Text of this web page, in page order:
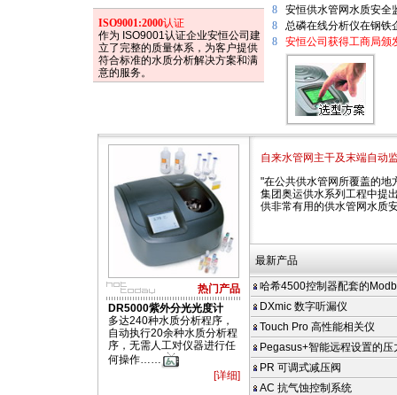
ISO9001:2000认证
作为 ISO9001认证企业安恒公司建
立了完整的质量体系，为客户提供
符合标准的水质分析解决方案和满
意的服务。
8
安恒供水管网水质安全
8
总磷在线分析仪在钢铁
8
安恒公司获得工商局颁
热门产品
DR5000紫外分光光度计
多达240种水质分析程序，
自动执行20余种水质分析程
序，无需人工对仪器进行任
何操作……
[详细]
自来水管网主干及末端自动
"在公共供水管网所覆盖的地
集团奥运供水系列工程中提
供非常有用的供水管网水质
最新产品
哈希4500控制器配套的
DXmic 数字听漏仪
Touch Pro 高性能相关仪
Pegasus+智能远程设置的压
PR 可调式减压阀
AC 抗气蚀控制系统